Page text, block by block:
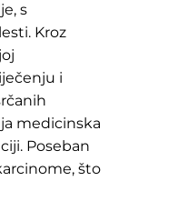
s
Kroz
i
medicinska
Poseban
što